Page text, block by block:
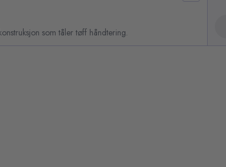
som tåler tøff håndtering.